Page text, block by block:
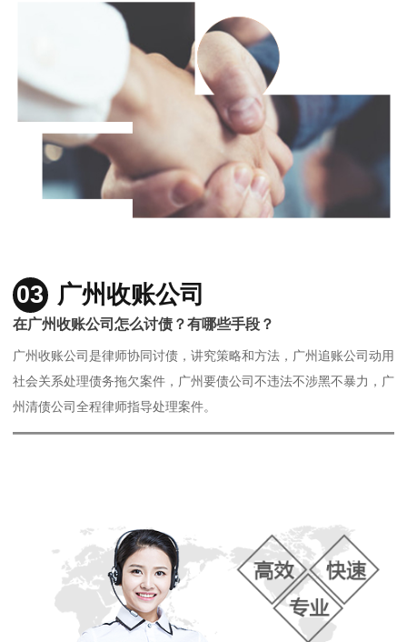
03 广州收账公司
在广州收账公司怎么讨债？有哪些手段？
广州收账公司是律师协同讨债，讲究策略和方法，广州追账公司动用
社会关系处理债务拖欠案件，广州要债公司不违法不涉黑不暴力，广
州清债公司全程律师指导处理案件。